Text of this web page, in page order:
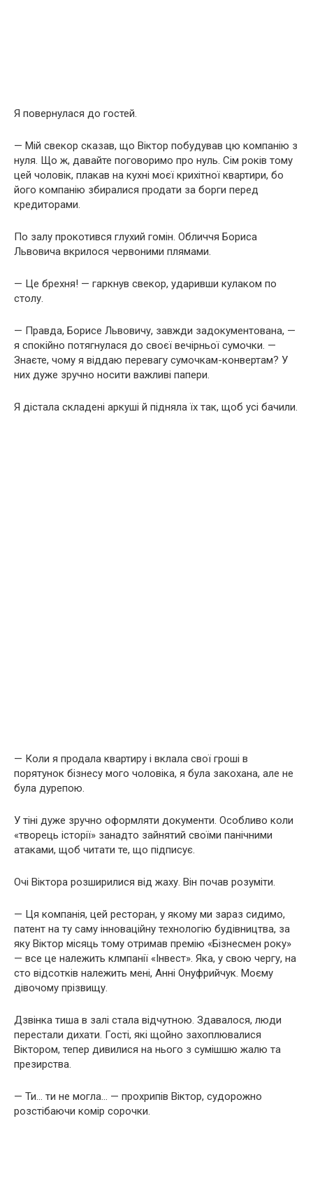
Я повернулася до гостей.
— Мій свекор сказав, що Віктор побудував цю компанію з
нуля. Що ж, давайте поговоримо про нуль. Сім років тому
цей чоловік, плакав на кухні моєї крихітної квартири, бо
його компанію збиралися продати за борги перед
кредиторами.
По залу прокотився глухий гомін. Обличчя Бориса
Львовича вкрилося червоними плямами.
— Це брехня! — гаркнув свекор, ударивши кулаком по
столу.
— Правда, Борисе Львовичу, завжди задокументована, —
я спокійно потягнулася до своєї вечірньої сумочки. —
Знаєте, чому я віддаю перевагу сумочкам-конвертам? У
них дуже зручно носити важливі папери.
Я дістала складені аркуші й підняла їх так, щоб усі бачили.
— Коли я продала квартиру і вклала свої гроші в
порятунок бізнесу мого чоловіка, я була закохана, але не
була дурепою.
У тіні дуже зручно оформляти документи. Особливо коли
«творець історії» занадто зайнятий своїми панічними
атаками, щоб читати те, що підписує.
Очі Віктора розширилися від жаху. Він почав розуміти.
— Ця компанія, цей ресторан, у якому ми зараз сидимо,
патент на ту саму інноваційну технологію будівництва, за
яку Віктор місяць тому отримав премію «Бізнесмен року»
— все це належить клмпанії «Інвест». Яка, у свою чергу, на
сто відсотків належить мені, Анні Онуфрийчук. Моєму
дівочому прізвищу.
Дзвінка тиша в залі стала відчутною. Здавалося, люди
перестали дихати. Гості, які щойно захоплювалися
Віктором, тепер дивилися на нього з сумішшю жалю та
презирства.
— Ти… ти не могла… — прохрипів Віктор, судорожно
розстібаючи комір сорочки.